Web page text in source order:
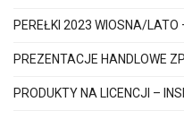
PEREŁKI 2023 WIOSNA/LATO
PREZENTACJE HANDLOWE
PRODUKTY NA LICENCJI –